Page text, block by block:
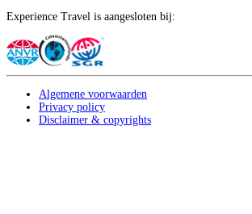
Experience Travel is aangesloten bij:
Algemene voorwaarden
Privacy policy
Disclaimer & copyrights